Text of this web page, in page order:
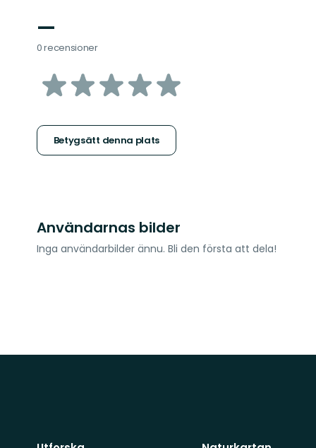
—
0 recensioner
av
stjärnor
Betygsätt denna plats
Användarnas bilder
Inga användarbilder ännu. Bli den första att dela!